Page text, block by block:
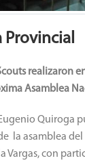
Provincial
realizaron
Asamblea
Quiroga
la asamblea
con